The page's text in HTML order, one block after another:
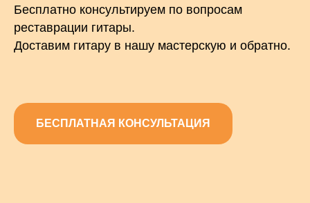
Бесплатно консультируем по вопросам
реставрации гитары.
Доставим гитару в нашу мастерскую и обратно.
БЕСПЛАТНАЯ КОНСУЛЬТАЦИЯ